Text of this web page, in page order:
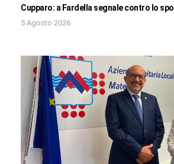
Cupparo: a Fardella segnale contro lo
5 Agosto 2026